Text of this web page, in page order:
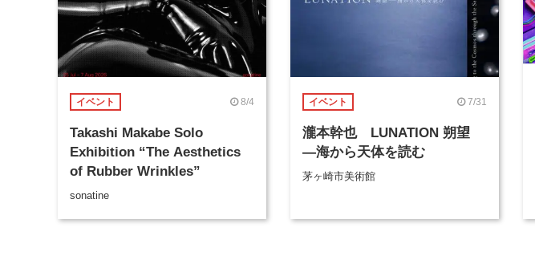
イベント 8/4
Takashi Makabe Solo
Exhibition “The Aesthetics
of Rubber Wrinkles”
sonatine
イベント 7/31
瀧本幹也 LUNATION 朔望
―海から天体を読む
茅ヶ崎市美術館